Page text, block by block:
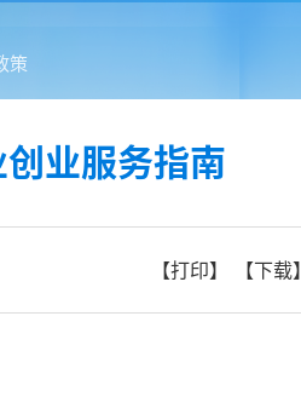
策
业服务指南
【打印】 【下载】